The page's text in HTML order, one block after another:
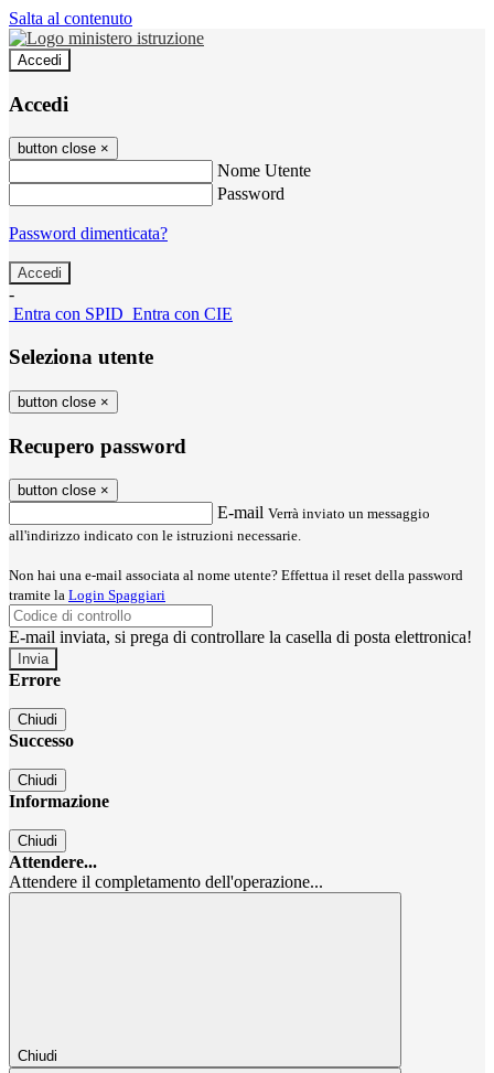
Salta al contenuto
Accedi
Accedi
button close ×
Nome Utente
Password
Password dimenticata?
-
Entra con SPID Entra con CIE
Seleziona utente
button close ×
Recupero password
button close ×
E-mail Verrà inviato un messaggio
all'indirizzo indicato con le istruzioni necessarie.
Non hai una e-mail associata al nome utente? Effettua il reset della password
tramite la Login Spaggiari
E-mail inviata, si prega di controllare la casella di posta elettronica!
Errore
Chiudi
Successo
Chiudi
Informazione
Chiudi
Attendere...
Attendere il completamento dell'operazione...
Chiudi